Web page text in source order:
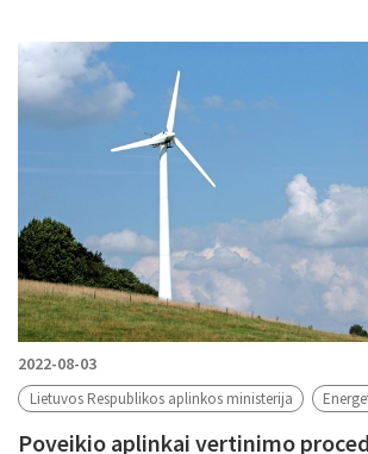
2022-08-03
Lietuvos Respublikos aplinkos ministerija
Poveikio aplinkai vertinimo